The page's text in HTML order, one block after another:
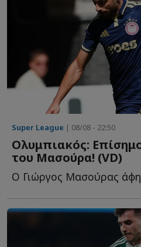
Super League | 08/08 - 22:50
Ολυμπιακός:
του Μασούρα! (VD)